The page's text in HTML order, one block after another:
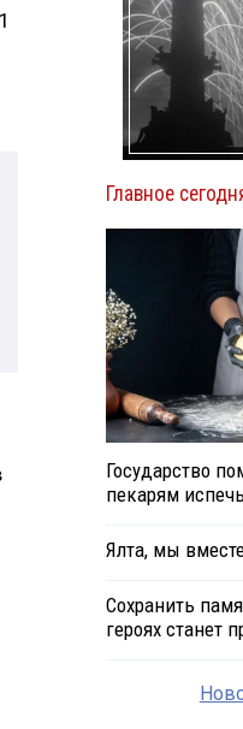
Главное
Государство
пекарям
Ялта, мы
Сохранить
героях станет